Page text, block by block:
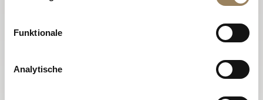
Funktionale
Analytische